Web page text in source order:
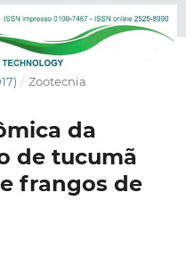
/ Zootecnia
da
de tucumã
frangos de